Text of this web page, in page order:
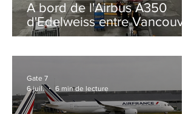
A bord de l'Airbus A350
d'Edelweiss entre Vancouver
et Zurich
Gate 7
6 juil.
6 min de lecture